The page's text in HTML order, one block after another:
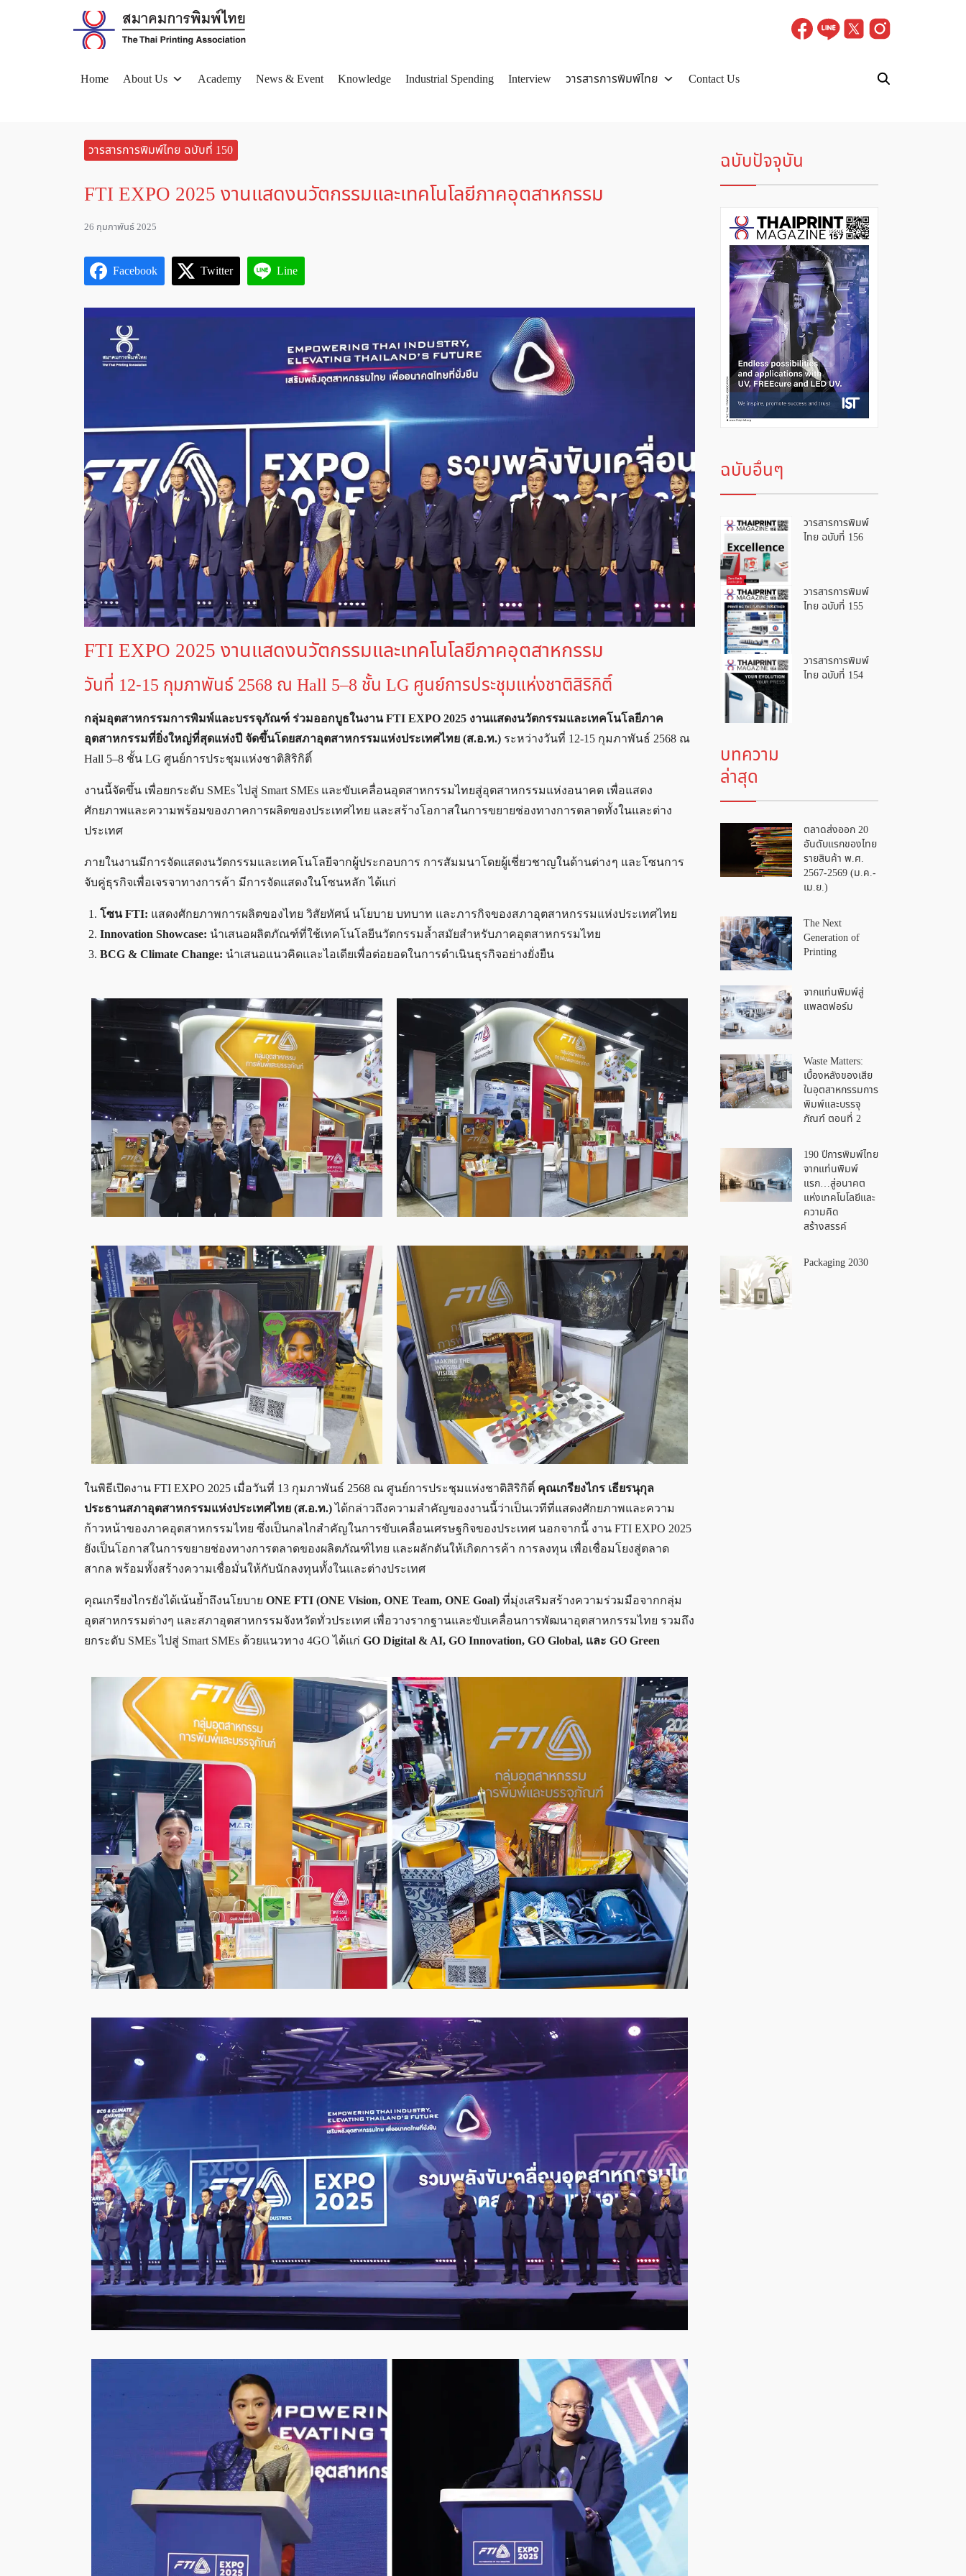
Home About Us Academy News & Event Knowledge Industrial Spending Interview วารสารการพิมพ์ไทย
Contact Us
วารสารการพิมพ์ไทย ฉบับที่ 150
FTI EXPO 2025 งานแสดงนวัตกรรมและเทคโนโลยีภาคอุตสาหกรรม
26 กุมภาพันธ์ 2025
Facebook Twitter Line
FTI EXPO 2025 งานแสดงนวัตกรรมและเทคโนโลยีภาคอุตสาหกรรม
วันที่ 12-15 กุมภาพันธ์ 2568 ณ Hall 5–8 ชั้น LG ศูนย์การประชุมแห่งชาติสิริกิติ์
กลุ่มอุตสาหกรรมการพิมพ์และบรรจุภัณฑ์ ร่วมออกบูธในงาน FTI EXPO 2025 งานแสดงนวัตกรรมและเทคโนโลยีภาค
อุตสาหกรรมที่ยิ่งใหญ่ที่สุดแห่งปี จัดขึ้นโดยสภาอุตสาหกรรมแห่งประเทศไทย (ส.อ.ท.) ระหว่างวันที่ 12-15 กุมภาพันธ์ 2568 ณ
Hall 5–8 ชั้น LG ศูนย์การประชุมแห่งชาติสิริกิติ์
งานนี้จัดขึ้น เพื่อยกระดับ SMEs ไปสู่ Smart SMEs และขับเคลื่อนอุตสาหกรรมไทยสู่อุตสาหกรรมแห่งอนาคต เพื่อแสดง
ศักยภาพและความพร้อมของภาคการผลิตของประเทศไทย และสร้างโอกาสในการขยายช่องทางการตลาดทั้งในและต่าง
ประเทศ
ภายในงานมีการจัดแสดงนวัตกรรมและเทคโนโลยีจากผู้ประกอบการ การสัมมนาโดยผู้เชี่ยวชาญในด้านต่าง ๆ และโซนการ
จับคู่ธุรกิจเพื่อเจรจาทางการค้า มีการจัดแสดงในโซนหลัก ได้แก่
โซน FTI: แสดงศักยภาพการผลิตของไทย วิสัยทัศน์ นโยบาย บทบาท และภารกิจของสภาอุตสาหกรรมแห่งประเทศไทย
Innovation Showcase: นำเสนอผลิตภัณฑ์ที่ใช้เทคโนโลยีนวัตกรรมล้ำสมัยสำหรับภาคอุตสาหกรรมไทย
BCG & Climate Change: นำเสนอแนวคิดและไอเดียเพื่อต่อยอดในการดำเนินธุรกิจอย่างยั่งยืน
ในพิธีเปิดงาน FTI EXPO 2025 เมื่อวันที่ 13 กุมภาพันธ์ 2568 ณ ศูนย์การประชุมแห่งชาติสิริกิติ์ คุณเกรียงไกร เธียรนุกุล
ประธานสภาอุตสาหกรรมแห่งประเทศไทย (ส.อ.ท.)ได้กล่าวถึงความสำคัญของงานนี้ว่าเป็นเวทีที่แสดงศักยภาพและความ
ก้าวหน้าของภาคอุตสาหกรรมไทย ซึ่งเป็นกลไกสำคัญในการขับเคลื่อนเศรษฐกิจของประเทศ นอกจากนี้ งาน FTI EXPO 2025
ยังเป็นโอกาสในการขยายช่องทางการตลาดของผลิตภัณฑ์ไทย และผลักดันให้เกิดการค้า การลงทุน เพื่อเชื่อมโยงสู่ตลาด
สากล พร้อมทั้งสร้างความเชื่อมั่นให้กับนักลงทุนทั้งในและต่างประเทศ
คุณเกรียงไกรยังได้เน้นย้ำถึงนโยบาย ONE FTI (ONE Vision, ONE Team, ONE Goal) ที่มุ่งเสริมสร้างความร่วมมือจากกลุ่ม
อุตสาหกรรมต่างๆ และสภาอุตสาหกรรมจังหวัดทั่วประเทศ เพื่อวางรากฐานและขับเคลื่อนการพัฒนาอุตสาหกรรมไทย รวมถึง
ยกระดับ SMEs ไปสู่ Smart SMEs ด้วยแนวทาง 4GO ได้แก่ GO Digital & AI, GO Innovation, GO Global, และ GO Green
ฉบับปัจจุบัน
ฉบับอื่นๆ
วารสารการพิมพ์
ไทย ฉบับที่ 156
วารสารการพิมพ์
ไทย ฉบับที่ 155
วารสารการพิมพ์
ไทย ฉบับที่ 154
บทความ
ล่าสุด
ตลาดส่งออก 20
อันดับแรกของไทย
รายสินค้า พ.ศ.
2567-2569 (ม.ค.-
เม.ย.)
The Next
Generation of
Printing
จากแท่นพิมพ์สู่
แพลตฟอร์ม
Waste Matters:
เบื้องหลังของเสีย
ในอุตสาหกรรมการ
พิมพ์และบรรจุ
ภัณฑ์ ตอนที่ 2
190 ปีการพิมพ์ไทย
จากแท่นพิมพ์
แรก…สู่อนาคต
แห่งเทคโนโลยีและ
ความคิด
สร้างสรรค์
Packaging 2030